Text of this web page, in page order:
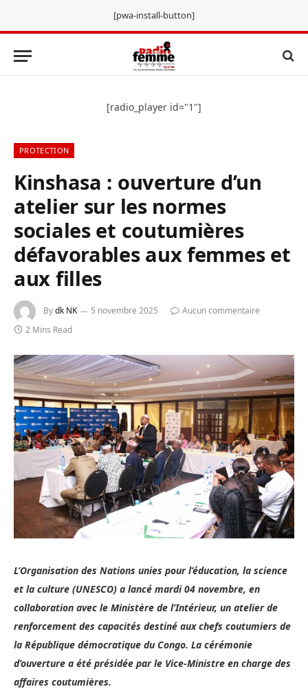
[pwa-install-button]
[radio_player id="1"]
PROTECTION
Kinshasa : ouverture d’un
atelier sur les normes
sociales et coutumières
défavorables aux femmes et
aux filles
Bydk NK 5 novembre 2025
Aucun commentaire
2 Mins Read
L’Organisation des Nations unies pour l’éducation, la science
et la culture (UNESCO) a lancé mardi 04 novembre, en
collaboration avec le Ministère de l’Intérieur, un atelier de
renforcement des capacités destiné aux chefs coutumiers de
la République démocratique du Congo. La cérémonie
d’ouverture a été présidée par le Vice-Ministre en charge des
affaires coutumières.